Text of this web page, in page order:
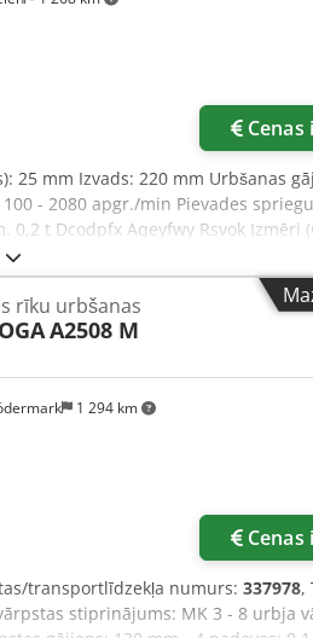
25 mm Izvads: 220 mm Urbšanas
- 2080 apgr./min Pievades
t Dcodpfx Aqeyfwy Rsvok Izmēri
1 294 km
rīku urbšanas
A2508 M
transportlīdzekļa numurs: 337978,
stiprinājums: MK 3 - 8 urbja